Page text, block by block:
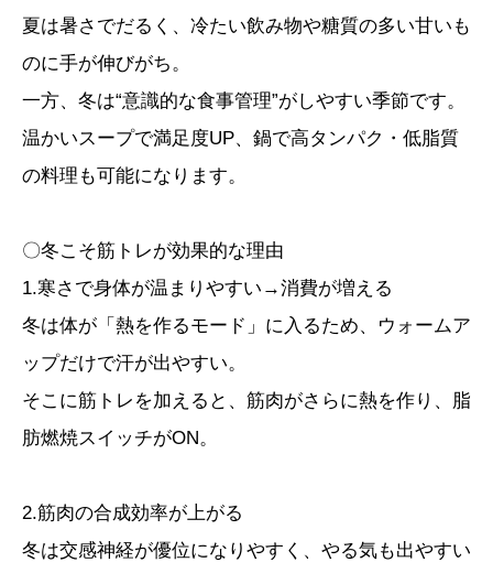
夏は暑さでだるく、冷たい飲み物や糖質の多い甘いも
のに手が伸びがち。
一方、冬は“意識的な食事管理”がしやすい季節です。
温かいスープで満足度UP、鍋で高タンパク・低脂質
の料理も可能になります。
〇冬こそ筋トレが効果的な理由
1.寒さで身体が温まりやすい→消費が増える
冬は体が「熱を作るモード」に入るため、ウォームア
ップだけで汗が出やすい。
そこに筋トレを加えると、筋肉がさらに熱を作り、脂
肪燃焼スイッチがON。
2.筋肉の合成効率が上がる
冬は交感神経が優位になりやすく、やる気も出やすい